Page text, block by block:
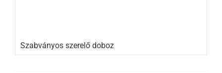
Szabványos szerelő doboz